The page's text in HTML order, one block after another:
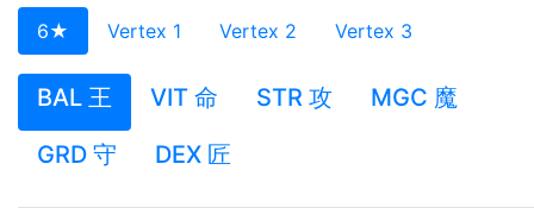
6★ Vertex 1 Vertex 2 Vertex 3
BAL 王 VIT 命 STR 攻
MGC 魔
GRD 守
DEX 匠